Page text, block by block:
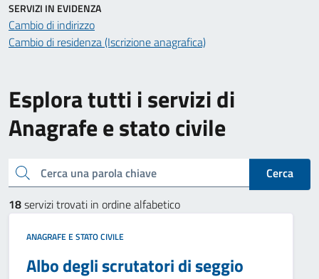
Esplora tutti i servizi di
Anagrafe e stato civile
Cerca una parola chiave
Cerca
18servizi trovati in ordine alfabetico
ANAGRAFE E STATO CIVILE
Albo degli scrutatori di seggio
SERVIZI IN EVIDENZA
Cambio di indirizzo
Cambio di residenza (Iscrizione anagrafica)